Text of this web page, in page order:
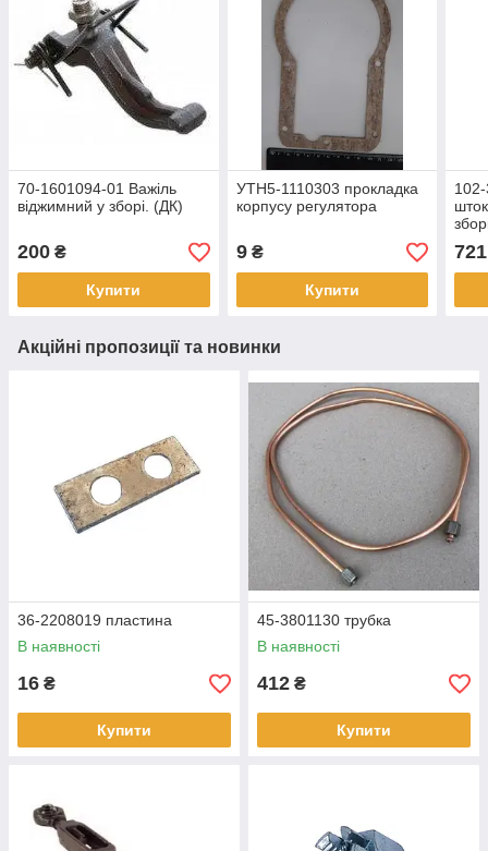
70-1601094-01 Важіль
віджимний у зборі. (ДК)
200 ₴
Купити
УТН5-1110303 прокладка
корпусу регулятора
9₴
Купити
721
Акційні пропозиції та новинки
36-2208019 пластина
В наявності
16 ₴
Купити
45-3801130 трубка
В наявності
412 ₴
Купити